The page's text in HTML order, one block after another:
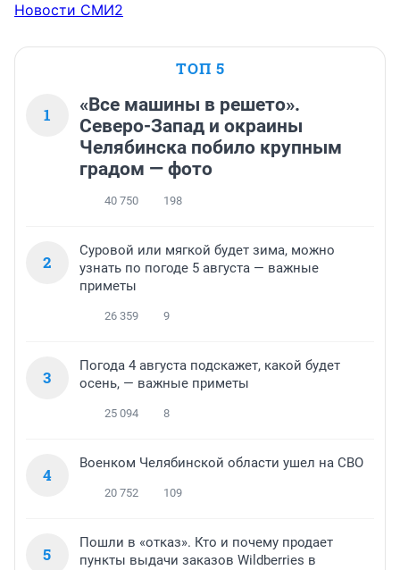
Новости СМИ2
ТОП 5
1
«Все машины в решето».
Северо-Запад и окраины
Челябинска побило крупным
градом — фото
40 750 198
2
Суровой или мягкой будет зима, можно
узнать по погоде 5 августа — важные
приметы
26 359 9
3
Погода 4 августа подскажет, какой будет
осень, — важные приметы
25 094 8
4
Военком Челябинской области ушел на СВО
20 752 109
5
Пошли в «отказ». Кто и почему продает
пункты выдачи заказов Wildberries в